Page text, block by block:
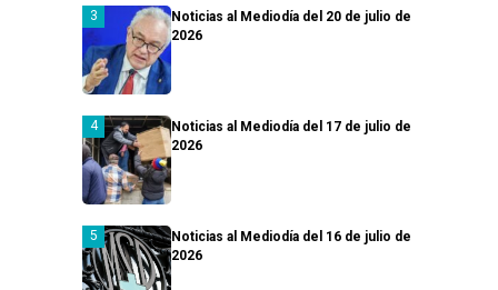
Noticias al Mediodía del 20 de julio de
2026
Noticias al Mediodía del 17 de julio de
2026
Noticias al Mediodía del 16 de julio de
2026